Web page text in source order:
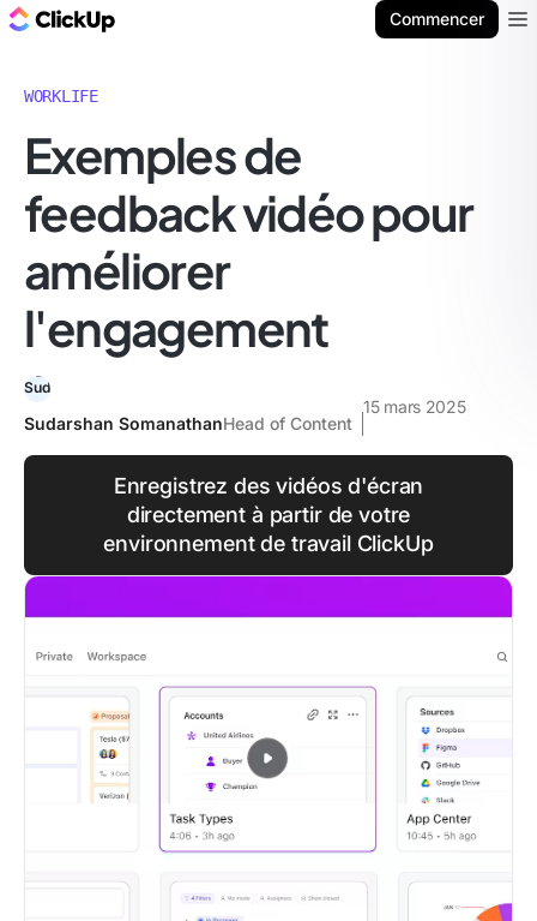
Commencer
WORKLIFE
Exemples de
feedback vidéo pour
améliorer
l'engagement
Sudarshan SomanathanHead of Content
15 mars 2025
Enregistrez des vidéos d'écran
directement à partir de votre
environnement de travail ClickUp